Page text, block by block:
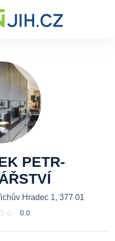
PETR-
Hradec 1, 377 01
0.0